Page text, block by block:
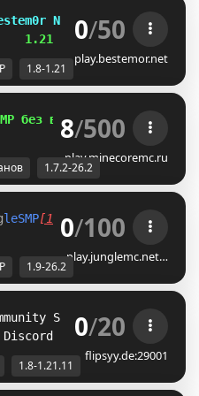
Network [1.8-1.21]
IS HERE!
0/50
play.bestemor.net
1.8-1.21
без вайпов ✨ 1.7.2-26.2
8/500
play.minecoremc.ru
1.7.2-26.2
l eSMP[1 9- 26. 2]
0/100
play.junglemc.net…
1.9-26.2
SMP | 1.8 - 1.21.11
Discord Reporten!
0/20
flipsyy.de:29001
1.8-1.21.11